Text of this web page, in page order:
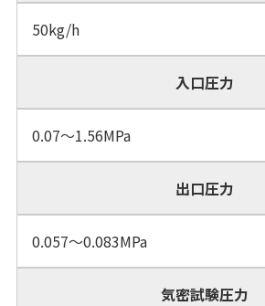
50kg/h
入口圧力
0.07～1.56MPa
出口圧力
0.057～0.083MPa
気密試験圧力